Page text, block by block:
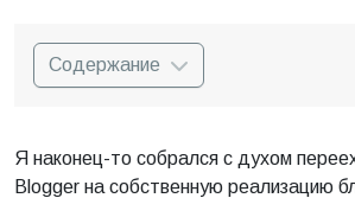
Содержание
Я наконец-то собрался с духом
Blogger на собственную реализацию